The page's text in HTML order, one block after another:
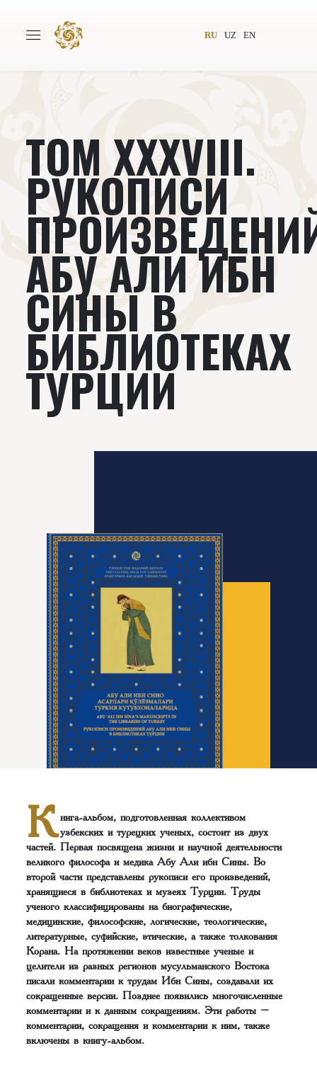
RU UZ EN
Всемирное общество
Издательство Новости
Проекты Подкасты
Книги Видеолекторий
ТОМ XXXVIII.
РУКОПИСИ
АБУ АЛИ ИБН
СИНЫ В
БИБЛИОТЕКАХ
ТУРЦИИ
К нига-альбом, подготовленная коллективом
узбекских и турецких ученых, состоит из двух
частей. Первая посвящена жизни и научной деятельности
великого философа и медика Абу Али ибн Сины. Во
второй части представлены рукописи его произведений,
хранящиеся в библиотеках и музеях Турции. Труды
ученого классифицированы на биографические,
медицинские, философские, логические, теологические,
литературные, суфийские, этические, а также толкования
Корана. На протяжении веков известные ученые и
целители из разных регионов мусульманского Востока
писали комментарии к трудам Ибн Сины, создавали их
сокращенные версии. Позднее появились многочисленные
комментарии и к данным сокращениям. Эти работы –
комментарии, сокращения и комментарии к ним, также
включены в книгу-альбом.